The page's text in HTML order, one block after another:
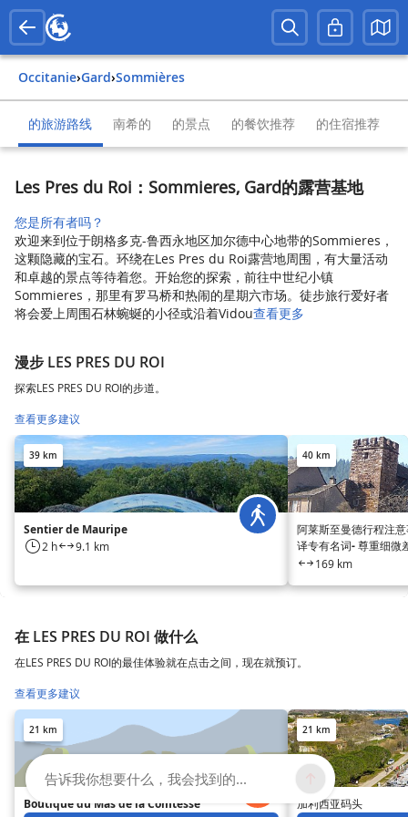
Occitanie› Gard› Sommières
的旅游路线 南希的 的景点 的餐饮推荐 的住宿推荐
Les Pres du Roi：Sommieres, Gard的露营基地
您是所有者吗？
欢迎来到位于朗格多克-鲁西永地区加尔德中心地带的Sommieres，
这颗隐藏的宝石。环绕在Les Pres du Roi露营地周围，有大量活动
和卓越的景点等待着您。开始您的探索，前往中世纪小镇
Sommieres，那里有罗马桥和热闹的星期六市场。徒步旅行爱好者
将会爱上周围石林蜿蜒的小径或沿着Vidou查看更多
漫步 LES PRES DU ROI
探索LES PRES DU ROI的步道。
查看更多建议
39 km
Sentier de Mauripe
2 h 9.1 km
40 km
阿莱斯至曼德行程注
译专有名词- 尊重细微
169 km
在 LES PRES DU ROI 做什么
在LES PRES DU ROI的最佳体验就在点击之间，现在就预订。
查看更多建议
21 km
Boutique du Mas de la Comtesse
21 km
加利西亚码头
告诉我你想要什么，我会找到的...